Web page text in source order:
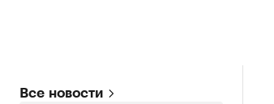
Все новости